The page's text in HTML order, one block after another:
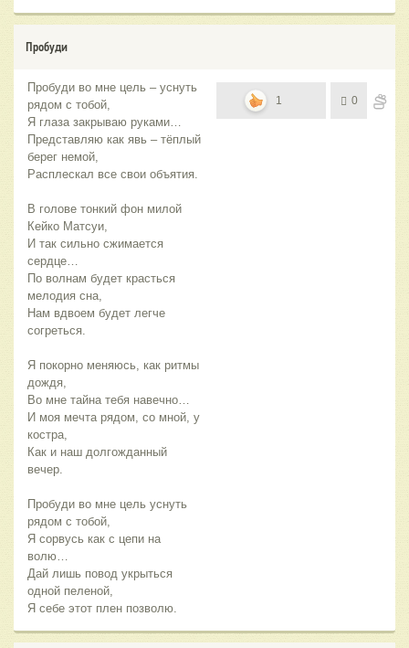
Пробуди
Пробуди во мне цель – уснуть
рядом с тобой,
Я глаза закрываю руками…
Представляю как явь – тёплый
берег немой,
Расплескал все свои объятия.
В голове тонкий фон милой
Кейко Матсуи,
И так сильно сжимается
сердце…
По волнам будет красться
мелодия сна,
Нам вдвоем будет легче
согреться.
Я покорно меняюсь, как ритмы
дождя,
Во мне тайна тебя навечно…
И моя мечта рядом, со мной, у
костра,
Как и наш долгожданный
вечер.
Пробуди во мне цель уснуть
рядом с тобой,
Я сорвусь как с цепи на
волю…
Дай лишь повод укрыться
одной пеленой,
Я себе этот плен позволю.
1 0